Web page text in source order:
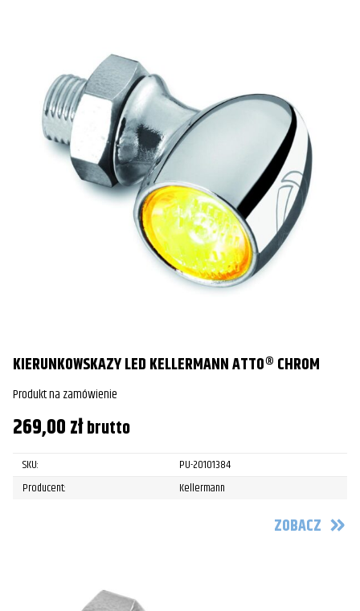
KIERUNKOWSKAZY LED KELLERMANN ATTO® CHROM
Produkt na zamówienie
269,00złbrutto
SKU:
PU-20101384
Producent:
Kellermann
ZOBACZ